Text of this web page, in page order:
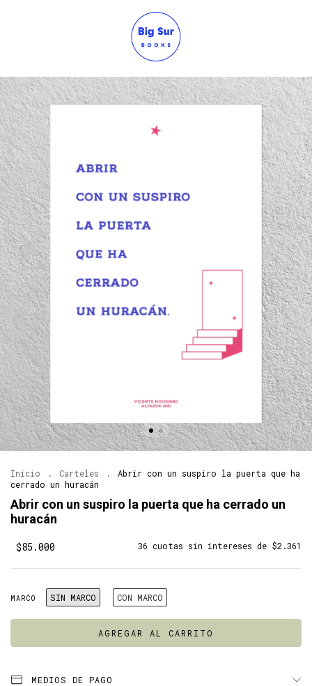
Inicio . Carteles .
Abrir con un suspiro la puerta que ha
cerrado un huracán
Abrir con un suspiro la puerta que ha cerrado un
huracán
$85.000 36 cuotas sin intereses de $2.361
MARCO SIN MARCO CON MARCO
MEDIOS DE PAGO